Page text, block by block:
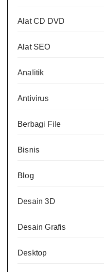
Alat CD DVD
Alat SEO
Analitik
Antivirus
Berbagi File
Bisnis
Blog
Desain 3D
Desain Grafis
Desktop